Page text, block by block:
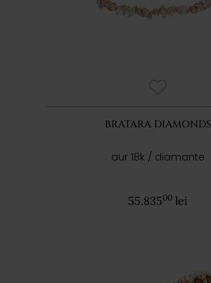
BRATARA DIAMONDS
aur 18k / diamante
55.83500 lei